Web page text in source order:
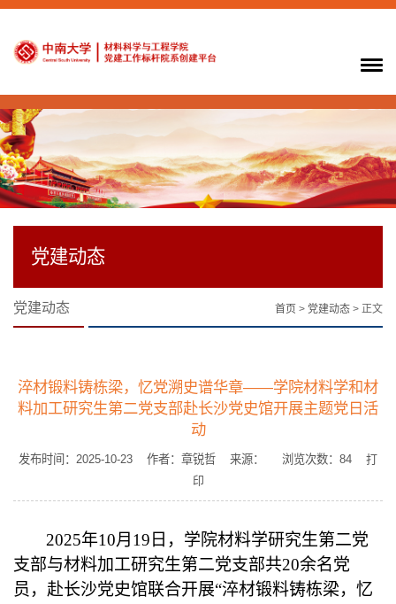
党建动态
党建动态 首页 > 党建动态 > 正文
淬材锻料铸栋梁，忆党溯史谱华章——学院材料学和材
料加工研究生第二党支部赴长沙党史馆开展主题党日活
动
发布时间：2025-10-23 作者：章锐哲 来源： 浏览次数： 84
打
印
2025年10月19日，学院材料学研究生第二党
支部与材料加工研究生第二党支部共20余名党
员，赴长沙党史馆联合开展“淬材锻料铸栋梁，忆